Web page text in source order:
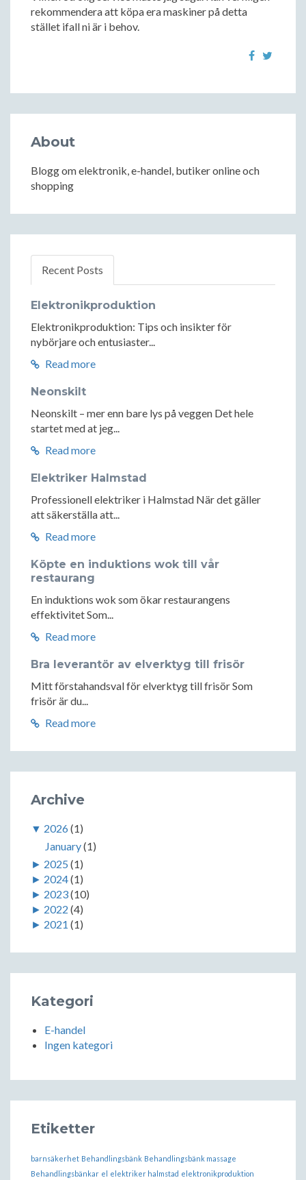
rekommendera att köpa era maskiner på detta
stället ifall ni är i behov.
About
Blogg om elektronik, e-handel, butiker online och
shopping
Recent Posts
Elektronikproduktion
Elektronikproduktion: Tips och insikter för
nybörjare och entusiaster...
Read more
Neonskilt
Neonskilt – mer enn bare lys på veggen Det hele
startet med at jeg...
Read more
Elektriker Halmstad
Professionell elektriker i Halmstad När det gäller
att säkerställa att...
Read more
Köpte en induktions wok till vår
restaurang
En induktions wok som ökar restaurangens
effektivitet Som...
Read more
Bra leverantör av elverktyg till frisör
Mitt förstahandsval för elverktyg till frisör Som
frisör är du...
Read more
Archive
▼ 2026(1)
January(1)
► 2025 (1)
► 2024(1)
► 2023(10)
► 2022 (4)
► 2021 (1)
Kategori
E-handel
Ingen kategori
Etiketter
barnsäkerhet Behandlingsbänk Behandlingsbänk massage
Behandlingsbänkar el elektriker halmstad elektronikproduktion